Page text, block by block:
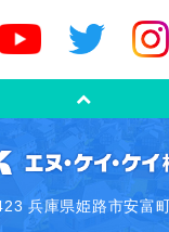
兵庫県姫路市安富